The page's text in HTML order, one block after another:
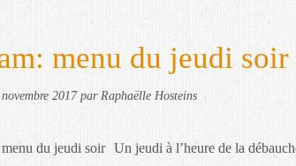
menu du jeudi soir
2017par Raphaëlle Hosteins
Un jeudi à l’heure de la